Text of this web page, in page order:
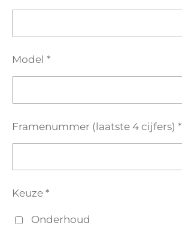
Model *
Framenummer (laatste 4 cijfers) *
Keuze *
Onderhoud